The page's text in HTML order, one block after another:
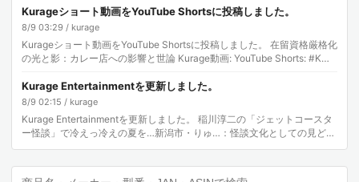
Kurageショート動画をYouTube Shortsに投稿しました。
8/9 03:29 / kurage
Kurageショート動画をYouTube Shortsに投稿しました。 在留資格厳格化
の光と影：カレー店への影響と世論 Kurage動画: YouTube Shorts: #K…
Kurage Entertainmentを更新しました。
8/9 02:15 / kurage
Kurage Entertainmentを更新しました。 稲川淳二の「ジェットコースタ
ー怪談」で冷えっ冷えの夏を…新潟市・りゅ…：怪談文化としての見どこ
ろ 「稲川淳二の「ジェッ…